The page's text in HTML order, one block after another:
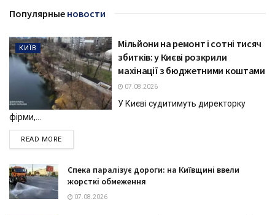
Популярные новости
КИЇВ
Мільйони на ремонт і сотні тисяч
збитків: у Києві розкрили
махінації з бюджетними коштами
07.08.2026
У Києві судитимуть директорку
фірми,...
READ MOREDETAILS
Спека паралізує дороги: на Київщині ввели
жорсткі обмеження
07.08.2026